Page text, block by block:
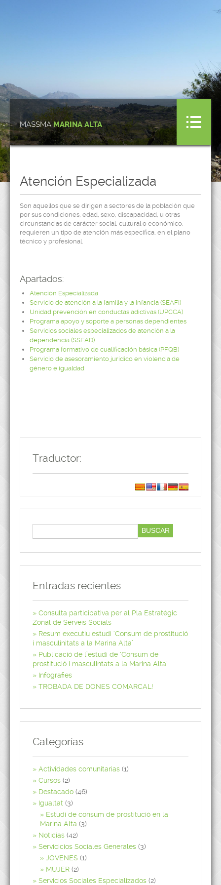
MASSMAMARINA ALTA
Atención Especializada
Son aquellos que se dirigen a sectores de la población que
por sus condiciones, edad, sexo, discapacidad, u otras
circunstancias de carácter social, cultural o económico,
requieren un tipo de atención más específica, en el plano
técnico y profesional.
Apartados:
Atención Especializada
Servicio de atención a la familia y la infancia (SEAFI)
Unidad prevención en conductas adictivas (UPCCA)
Programa apoyo y soporte a personas dependientes
Servicios sociales especializados de atención a la
dependencia (SSEAD)
Programa formativo de cualificación básica (PFQB)
Servicio de asesoramiento jurídico en violencia de
género e igualdad
Traductor:
Entradas recientes
Consulta participativa per al Pla Estratègic
Zonal de Serveis Socials
Resum executiu estudi ‘Consum de prostitució
i masculinitats a la Marina Alta’
Publicació de l’estudi de ‘Consum de
prostitució i masculintats a la Marina Alta’
Infografies
TROBADA DE DONES COMARCAL!
Categorías
Actividades comunitarias (1)
Cursos (2)
Destacado (46)
Igualtat (3)
Estudi de consum de prostitució en la
Marina Alta (3)
Noticias (42)
Servicicios Sociales Generales (3)
JOVENES (1)
MUJER (2)
Servicios Sociales Especializados (2)